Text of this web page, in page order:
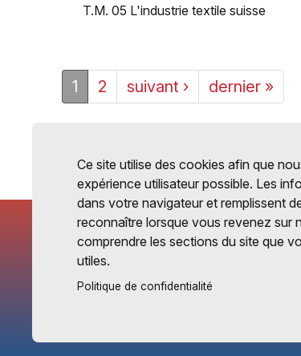
T.M. 05 L'industrie textile suisse
1 2 suivant › dernier »
Ce site utilise des cookies afin que
expérience utilisateur possible. Les
dans votre navigateur et remplissent
reconnaître lorsque vous revenez sur
comprendre les sections du site que
utiles.
Politique de confidentialité